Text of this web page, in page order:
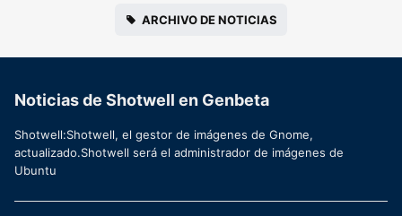
ARCHIVO DE NOTICIAS
Noticias de Shotwell en Genbeta
Shotwell:Shotwell, el gestor de imágenes de Gnome,
actualizado.Shotwell será el administrador de imágenes de
Ubuntu